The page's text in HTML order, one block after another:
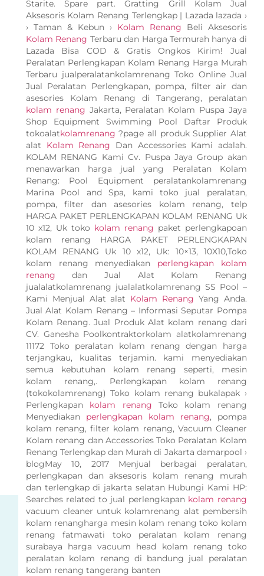
Starite. Spare part. Gratting Grill Kolam Jual
Aksesoris Kolam Renang Terlengkap | Lazada lazada ›
› Taman & Kebun ›Kolam Renang Beli Aksesoris
Kolam Renang Terbaru dan Harga Termurah hanya di
Lazada Bisa COD & Gratis Ongkos Kirim! Jual
Peralatan Perlengkapan Kolam Renang Harga Murah
Terbaru jualperalatankolamrenang Toko Online Jual
Jual Peralatan Perlengkapan, pompa, filter air dan
asesories Kolam Renang di Tangerang, peralatan
kolam renang Jakarta, Peralatan Kolam Puspa Jaya
Shop Equipment Swimming Pool Daftar Produk
tokoalatkolamrenang ?page all produk Supplier Alat
alat Kolam Renang Dan Accessories Kami adalah.
KOLAM RENANG Kami Cv. Puspa Jaya Group akan
menawarkan harga jual yang Peralatan Kolam
Renang: Pool Equipment peralatankolamrenang
Marina Pool and Spa, kami toko jual peralatan,
pompa, filter dan asesories kolam renang, telp
HARGA PAKET PERLENGKAPAN KOLAM RENANG Uk
10 x12, Uk toko kolam renang paket perlengkapoan
kolam renang HARGA PAKET PERLENGKAPAN
KOLAM RENANG Uk 10 x12, Uk: 10×13, 10X10,Toko
kolam renang menyediakan perlengkapan kolam
renang dan Jual Alat Kolam Renang
jualalatkolamrenang jualalatkolamrenang SS Pool –
Kami Menjual Alat alat Kolam Renang Yang Anda.
Jual Alat Kolam Renang – Informasi Seputar Pompa
Kolam Renang. Jual Produk Alat kolam renang dari
CV. Ganesha Poolkontraktorkolam alatkolamrenang
11172 Toko peralatan kolam renang dengan harga
terjangkau, kualitas terjamin. kami menyediakan
semua kebutuhan kolam renang seperti, mesin
kolam renang,. Perlengkapan kolam renang
(tokokolamrenang) Toko kolam renang bukalapak ›
Perlengkapan kolam renang Toko kolam renang
Menyediakan perlengkapan kolam renang, pompa
kolam renang, filter kolam renang, Vacuum Cleaner
Kolam renang dan Accessories Toko Peralatan Kolam
Renang Terlengkap dan Murah di Jakarta damarpool ›
blogMay 10, 2017 Menjual berbagai peralatan,
perlengkapan dan aksesoris kolam renang murah
dan terlengkap di jakarta selatan Hubungi Kami HP:
Searches related to jual perlengkapan kolam renang
vacuum cleaner untuk kolamrenang alat pembersih
kolam renangharga mesin kolam renang toko kolam
renang fatmawati toko peralatan kolam renang
surabaya harga vacuum head kolam renang toko
peralatan kolam renang di bandung jual peralatan
kolam renang tangerang banten